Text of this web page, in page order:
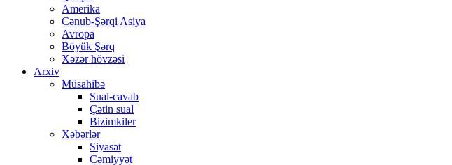
Amerika
Cənub-Şərqi Asiya
Avropa
Böyük Şərq
Xəzər hövzəsi
Arxiv
Müsahibə
Sual-cavab
Çətin sual
Bizimkiler
Xəbərlər
Siyasət
Cəmiyyət